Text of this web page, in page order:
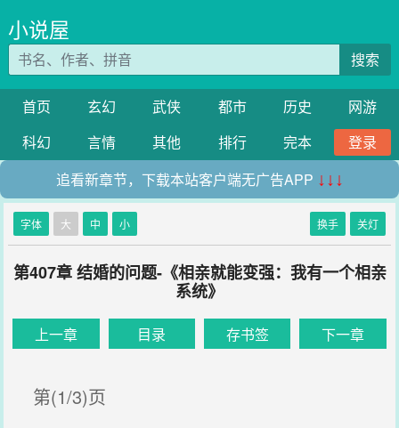
小说屋
搜索
首页 玄幻 武侠 都市 历史
网游
科幻
言情 其他 排行 完本
登录
追看新章节，下载本站客户端无广告APP ↓↓↓
字体 大 中 小 换手 关灯
第407章 结婚的问题-《相亲就能变强：我有一个相亲
系统》
上一章 目录 存书签 下一章
第(1/3)页